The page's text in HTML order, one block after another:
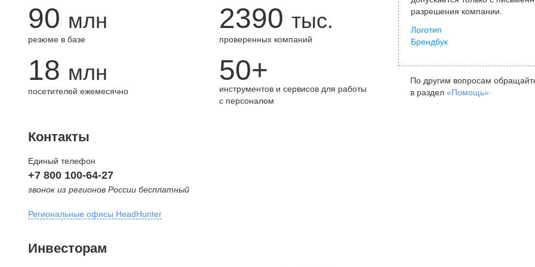
90 млн
резюме в базе
2390 тыс.
проверенных компаний
18 млн
посетителей ежемесячно
50+
инструментов и сервисов для работы
с персоналом
разрешения компании.
Логотип
Брендбук
По другим вопросам
в раздел «Помощь»
Контакты
Единый телефон
+7 800 100-64-27
звонок из регионов России бесплатный
Региональные офисы HeadHunter
внутригородская территория
Инвесторам